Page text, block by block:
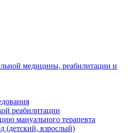
медицины, реабилитации и
реабилитации
мануального терапевта
(детский, взрослый)